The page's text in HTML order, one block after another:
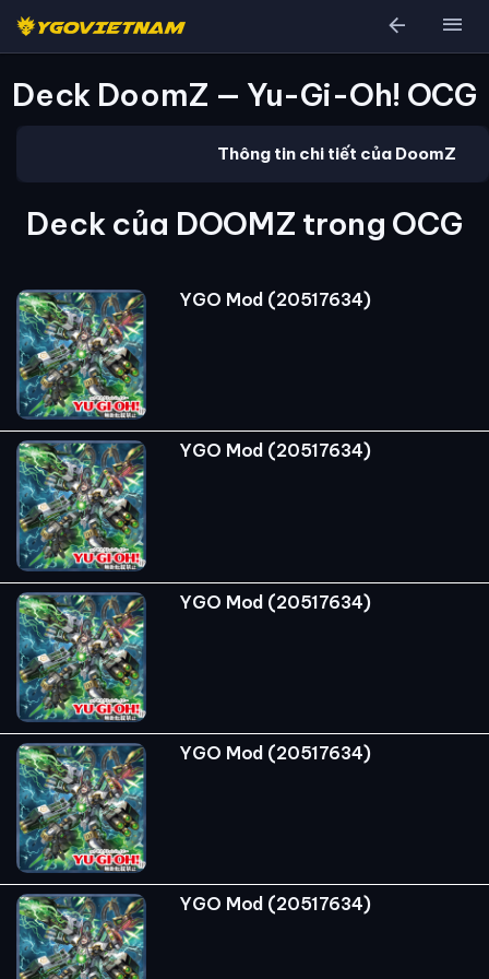
arrow_back menu
Deck DoomZ — Yu-Gi-Oh! OCG
Thông tin chi tiết của DoomZ
Deck của DOOMZ trong OCG
YGO Mod (20517634)
YGO Mod (20517634)
YGO Mod (20517634)
YGO Mod (20517634)
YGO Mod (20517634)